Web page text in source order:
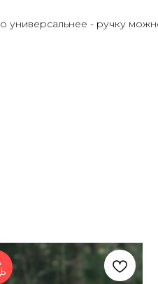
- ручку